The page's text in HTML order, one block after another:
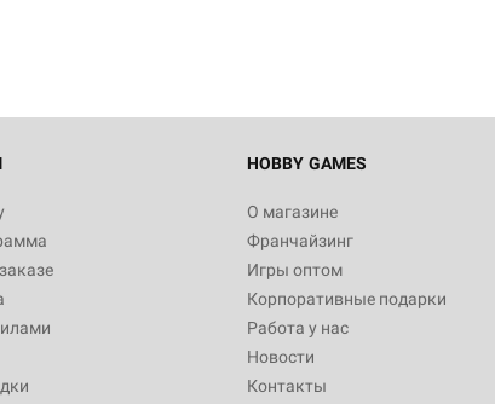
HOBBY GAMES
О магазине
Франчайзинг
Игры оптом
Корпоративные подарки
Работа у нас
Новости
Контакты